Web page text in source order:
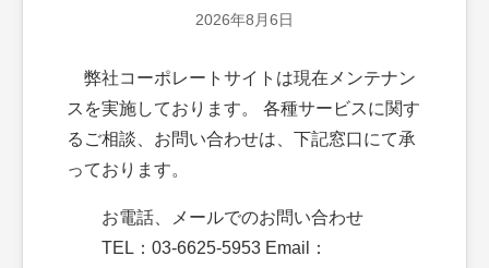
2026年8月6日
弊社コーポレートサイトは現在メンテナン
スを実施しております。 各種サービスに関す
るご相談、お問い合わせは、下記窓口にて承
っております。
お電話、メールでのお問い合わせ
TEL：03-6625-5953 Email：